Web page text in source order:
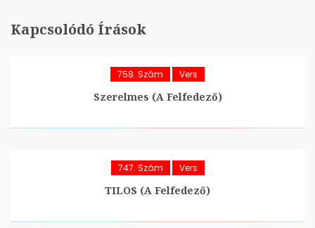
Kapcsolódó Írások
758. Szám Vers
Szerelmes (A Felfedező)
747. Szám Vers
TILOS (A Felfedező)